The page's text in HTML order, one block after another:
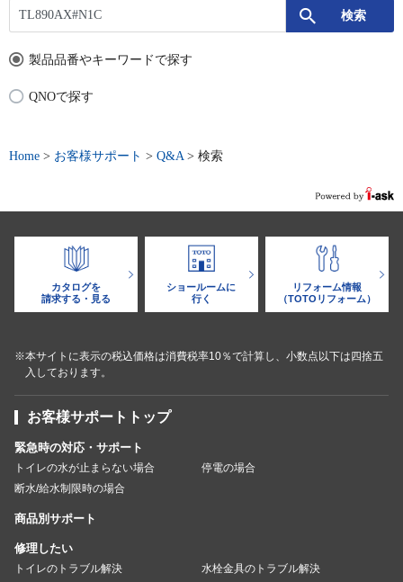
製品品番やキーワードで探す
QNOで探す
Home > お客様サポート > Q&A> 検索
カタログを
請求する・見る
ショールームに
行く
リフォーム情報
（TOTOリフォーム）
※本サイトに表示の税込価格は消費税率10％で計算し、小数点以下は四捨五
入しております。
お客様サポートトップ
緊急時の対応・サポート
トイレの水が止まらない場合
停電の場合
断水/給水制限時の場合
商品別サポート
修理したい
トイレのトラブル解決
水栓金具のトラブル解決